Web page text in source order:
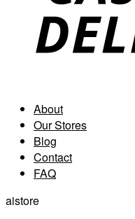
About
Our Stores
Blog
Contact
FAQ
aistore